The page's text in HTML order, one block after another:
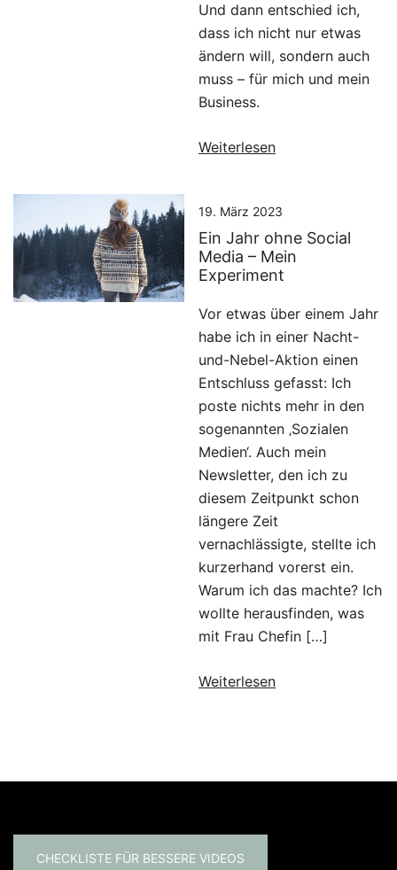
Und dann entschied ich,
dass ich nicht nur etwas
ändern will, sondern auch
muss – für mich und mein
Business.
Weiterlesen
19. März 2023
Ein Jahr ohne Social
Media – Mein
Experiment
Vor etwas über einem Jahr
habe ich in einer Nacht-
und-Nebel-Aktion einen
Entschluss gefasst: Ich
poste nichts mehr in den
sogenannten ‚Sozialen
Medien‘. Auch mein
Newsletter, den ich zu
diesem Zeitpunkt schon
längere Zeit
vernachlässigte, stellte ich
kurzerhand vorerst ein.
Warum ich das machte? Ich
wollte herausfinden, was
mit Frau Chefin […]
Weiterlesen
CHECKLISTE FÜR BESSERE VIDEOS